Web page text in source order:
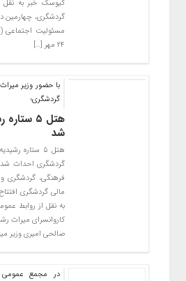
کیوسک خبر به نقل
گردشگری، چهارمین
مسئولیت اجتماعی
۲۴ مهر […]
با حضور وزیر
گردشگری؛
هتل ۵
شد
هتل ۵ ستاره
گردشگری احداث
فرهنگی، گردشگری
مالی گردشگری
به نقل از روابط
کاروانسرای میراث
صالحی امیری وزیر
در مجمع عمومی